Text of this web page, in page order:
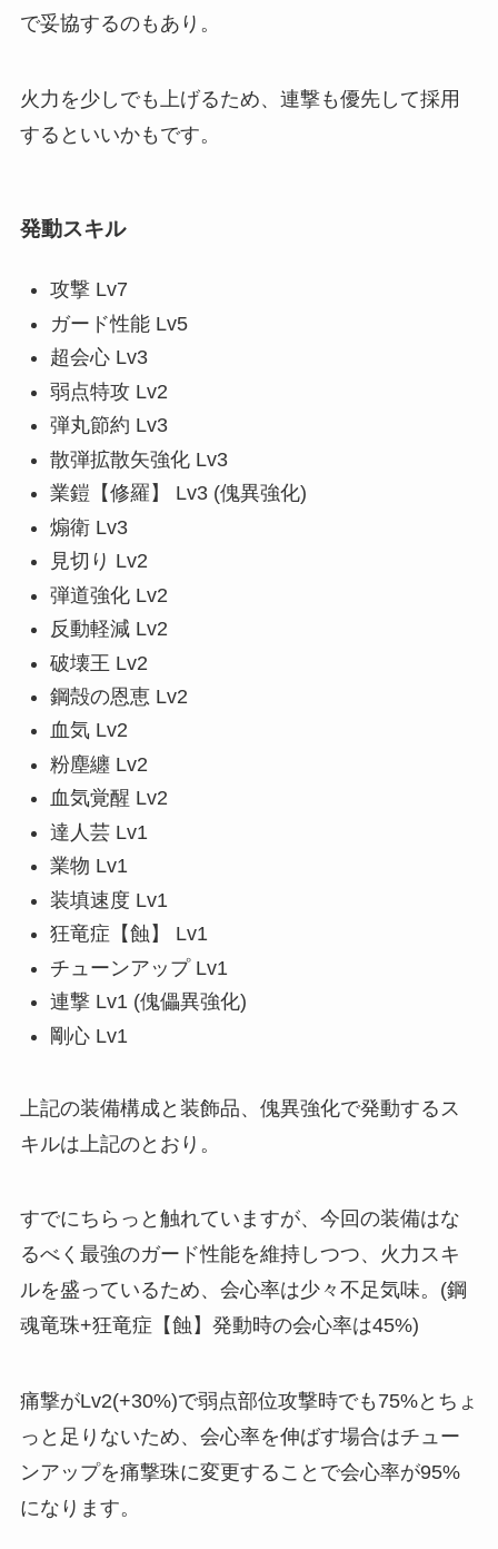
で妥協するのもあり。
火力を少しでも上げるため、連撃も優先して採用
するといいかもです。
発動スキル
攻撃 Lv7
ガード性能 Lv5
超会心 Lv3
弱点特攻 Lv2
弾丸節約 Lv3
散弾拡散矢強化 Lv3
業鎧【修羅】 Lv3 (傀異強化)
煽衛 Lv3
見切り Lv2
弾道強化 Lv2
反動軽減 Lv2
破壊王 Lv2
鋼殻の恩恵 Lv2
血気 Lv2
粉塵纏 Lv2
血気覚醒 Lv2
達人芸 Lv1
業物 Lv1
装填速度 Lv1
狂竜症【蝕】 Lv1
チューンアップ Lv1
連撃 Lv1 (傀儡異強化)
剛心 Lv1
上記の装備構成と装飾品、傀異強化で発動するス
キルは上記のとおり。
すでにちらっと触れていますが、今回の装備はな
るべく最強のガード性能を維持しつつ、火力スキ
ルを盛っているため、会心率は少々不足気味。(鋼
魂竜珠+狂竜症【蝕】発動時の会心率は45%)
痛撃がLv2(+30%)で弱点部位攻撃時でも75%とちょ
っと足りないため、会心率を伸ばす場合はチュー
ンアップを痛撃珠に変更することで会心率が95%
になります。